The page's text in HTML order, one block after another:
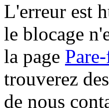
L'erreur est
le blocage
la page
trouverez
de nous